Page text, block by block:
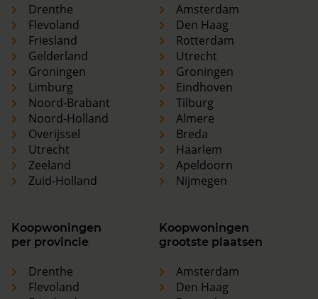
Drenthe
Flevoland
Friesland
Gelderland
Groningen
Limburg
Noord-Brabant
Noord-Holland
Overijssel
Utrecht
Zeeland
Zuid-Holland
Amsterdam
Den Haag
Rotterdam
Utrecht
Groningen
Eindhoven
Tilburg
Almere
Breda
Haarlem
Apeldoorn
Nijmegen
Koopwoningen
per provincie
Drenthe
Flevoland
Koopwoningen
grootste plaatsen
Amsterdam
Den Haag